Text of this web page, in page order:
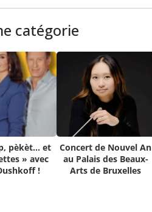
catégorie
pèkèt… et
» avec
!
Concert de Nouvel An
au Palais des Beaux-
Arts de Bruxelles